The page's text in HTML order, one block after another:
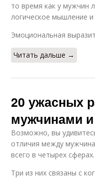
то время как у мужчин
логическое мышление
Эмоциональная
Читать дальше →
20 ужасных
мужчинами
Возможно, вы
отличия между
всего в четырех сферах.
Три из них связаны с